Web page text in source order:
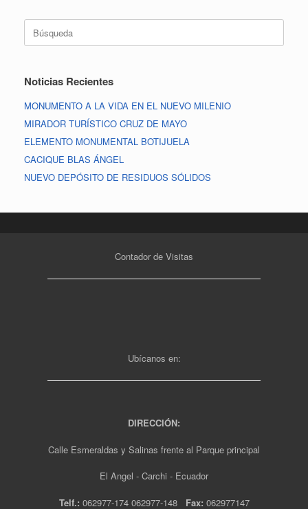
Noticias Recientes
MONUMENTO A LA VIDA EN EL NUEVO MILENIO
MIRADOR TURÍSTICO CRUZ DE MAYO
ELEMENTO MONUMENTAL BOTIJUELA
CACIQUE BLAS ÁNGEL
NUEVO DEPÓSITO DE RESIDUOS SÓLIDOS
Contador de Visitas
Ubícanos en:
DIRECCIÓN:
Calle Esmeraldas y Salinas frente al Parque principal
El Angel - Carchi - Ecuador
Telf.: 062977-174 062977-148 Fax: 062977147